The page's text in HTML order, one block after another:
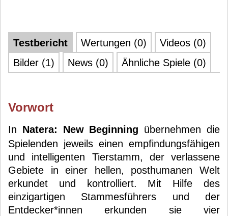
Testbericht Wertungen (0)
Videos (0)
Bilder (1)
News (0) Ähnliche Spiele (0)
Vorwort
In Natera: New Beginning übernehmen die
Spielenden jeweils einen empfindungsfähigen
und intelligenten Tierstamm, der verlassene
Gebiete in einer hellen, posthumanen Welt
erkundet und kontrolliert. Mit Hilfe des
einzigartigen Stammesführers und der
Entdecker*innen erkunden sie vier